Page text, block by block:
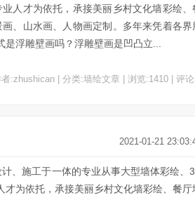
人才为依托，承接美丽乡村文化墙彩绘、
、山水画、人物画定制。多年来凭着各界
浮雕壁画吗？浮雕壁画是凹凸立...
者:zhushican | 分类:墙绘文章 | 浏览:1410 | 评
2021-01-21
、施工于一体的专业从事大型墙体彩绘、
为依托，承接美丽乡村文化墙彩绘、餐厅